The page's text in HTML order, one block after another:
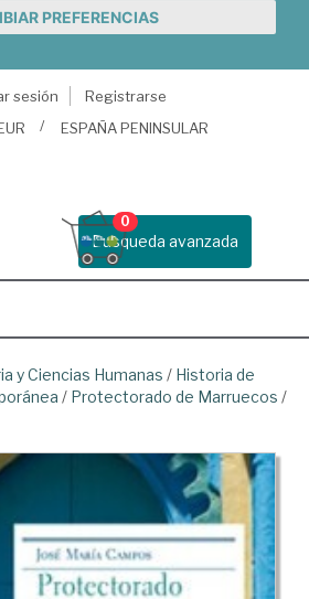
PREFERENCIAS
sesión
Registrarse
ESPAÑA PENINSULAR
Busqueda avanzada
0
y Ciencias Humanas / Historia de
/ Protectorado de Marruecos /